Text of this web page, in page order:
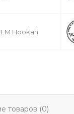
Hookah
товаров (0)